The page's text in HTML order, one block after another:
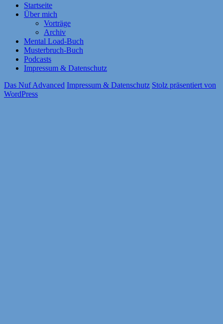
Startseite
Über mich
Vorträge
Archiv
Mental Load-Buch
Musterbruch-Buch
Podcasts
Impressum & Datenschutz
Das Nuf Advanced Impressum & Datenschutz Stolz präsentiert von
WordPress